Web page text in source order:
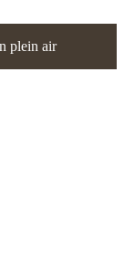
plein air